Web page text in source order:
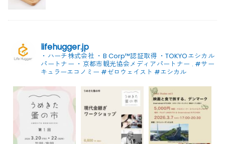
lifehugger.jp
・ハーチ株式会社 ・B Corp™認証取得 ・TOKYOエシカル
パートナー ・京都市観光協会メディアパートナー . #サー
キュラーエコノミー #ゼロウェイスト #エシカル